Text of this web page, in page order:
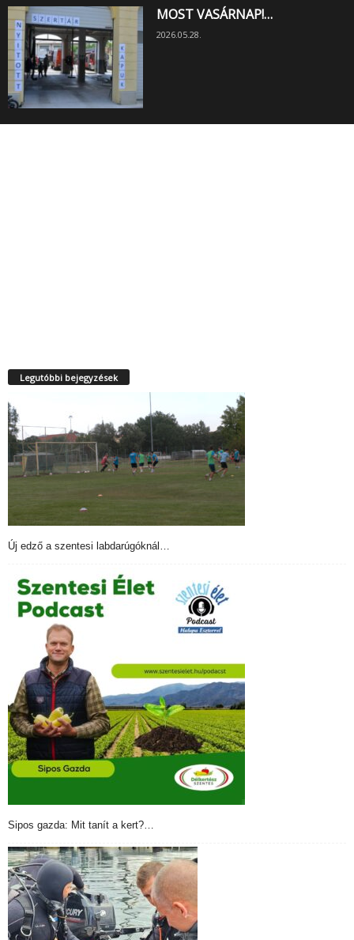
MOST VASÁRNAP!…
2026.05.28.
Legutóbbi bejegyzések
Új edző a szentesi labdarúgóknál…
Sipos gazda: Mit tanít a kert?…